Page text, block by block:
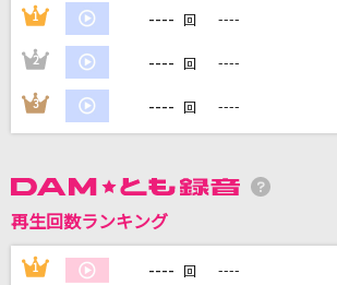
DAMの新曲・ランキングなど
DAMに会員登録・ログインして
カラオケをもっと楽しもう！
1 ---- 回 ----
2 ---- 回 ----
3 ---- 回 ----
再生回数ランキング
1 ---- 回 ----